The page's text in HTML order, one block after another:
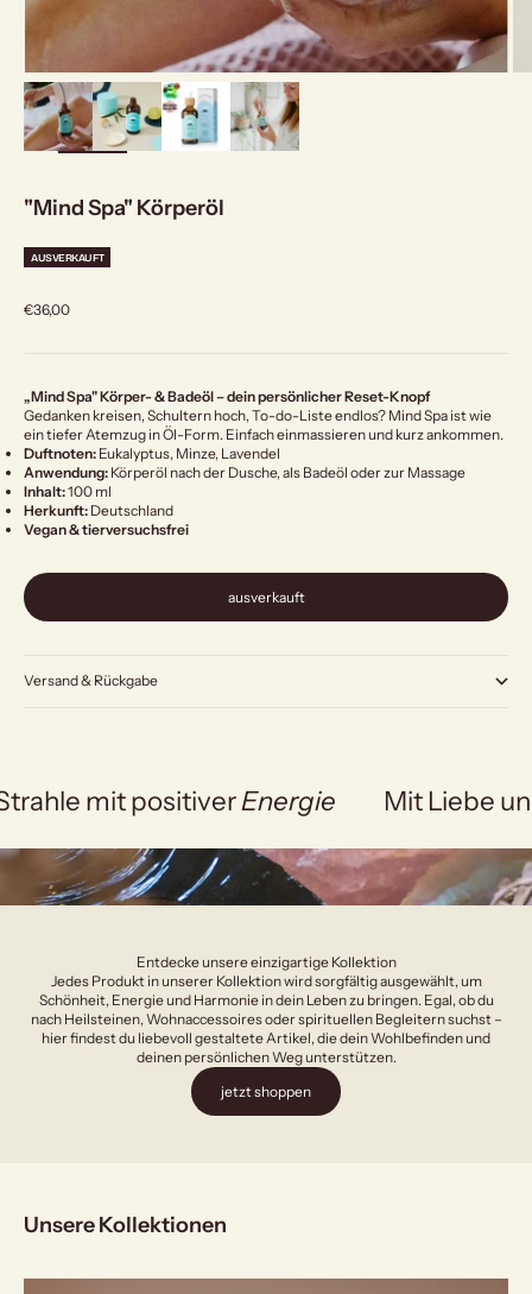
bild
vergrößern
"Mind Spa" Körperöl
AUSVERKAUFT
Angebot
€36,00
„Mind Spa" Körper- & Badeöl – dein persönlicher Reset-Knopf
Gedanken kreisen, Schultern hoch, To-do-Liste endlos? Mind Spa ist wie
ein tiefer Atemzug in Öl-Form. Einfach einmassieren und kurz ankommen.
Duftnoten: Eukalyptus, Minze, Lavendel
Anwendung: Körperöl nach der Dusche, als Badeöl oder zur Massage
Inhalt:100 ml
Herkunft: Deutschland
Vegan & tierversuchsfrei
ausverkauft
Versand & Rückgabe
mit positiverEnergie Mit Liebe
Entdecke unsere einzigartige Kollektion
Jedes Produkt in unserer Kollektion wird sorgfältig ausgewählt, um
Schönheit, Energie und Harmonie in dein Leben zu bringen. Egal, ob du
nach Heilsteinen, Wohnaccessoires oder spirituellen Begleitern suchst –
hier findest du liebevoll gestaltete Artikel, die dein Wohlbefinden und
deinen persönlichen Weg unterstützen.
jetzt shoppen
Unsere Kollektionen